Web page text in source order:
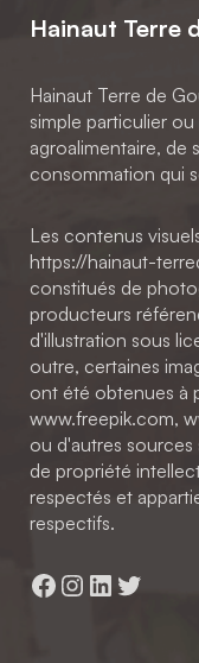
Hainaut Terre
Hainaut Terre de
simple particulier
agroalimentaire, de
consommation qui
Les contenus
https://hainaut-
constitués de
producteurs
d'illustration sous
outre, certaines
ont été obtenues à
www.freepik.com,
ou d'autres sources
de propriété
respectés et
respectifs.
Facebook
Instagram
LinkedIn
Twitter